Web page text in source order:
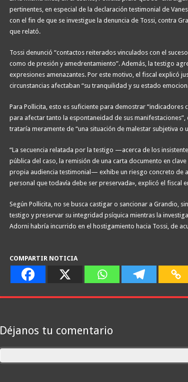
pertinentes, en especial de la declaración testimonial de
con el fin de que se investigue la denuncia de Tossi, contra
que relató.
Tossi denunció “contactos reiterados vinculados con el
como de presión y amedrentamiento”. Además, la testigo
expresiones amenazantes. Por este motivo, el fiscal explicó
circunstancias afectaban “su tranquilidad y su estado
Para Pollicita, esto es suficiente para demostrar
para afectar tanto la espontaneidad de sus
trataría meramente de “una situación de malestar subjetiva o
“La secuencia relatada por la testigo —acerca de los
pública del caso, la remisión de una carta documento en
propia audiencia testimonial— exhibe un riesgo concreto de
personal que todavía debe ser preservada», explicó el fiscal
Según Pollicita, no se busca castigar o sancionar a Grandio,
testigo y preservar su integridad psíquica mientras la
Adorni habría incurrido en el hostigamiento hacia Tossi, de
COMPARTIR NOTICIA
Déjanos tu comentario